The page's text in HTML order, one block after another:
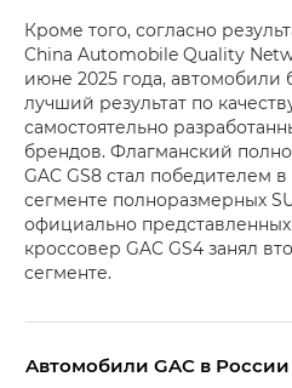
Кроме того, согласно
China Automobile Quality
июне 2025 года, автомобили
лучший результат по
самостоятельно
брендов. Флагманский
GAC GS8 стал победителем
сегменте полноразмерных
официально
кроссовер GAC GS4 занял
сегменте.
Aвтомобили GAC в России